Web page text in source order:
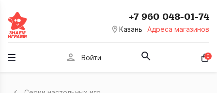
room Казань Адреса магазинов
+7 960 048-01-74
person Войти 0